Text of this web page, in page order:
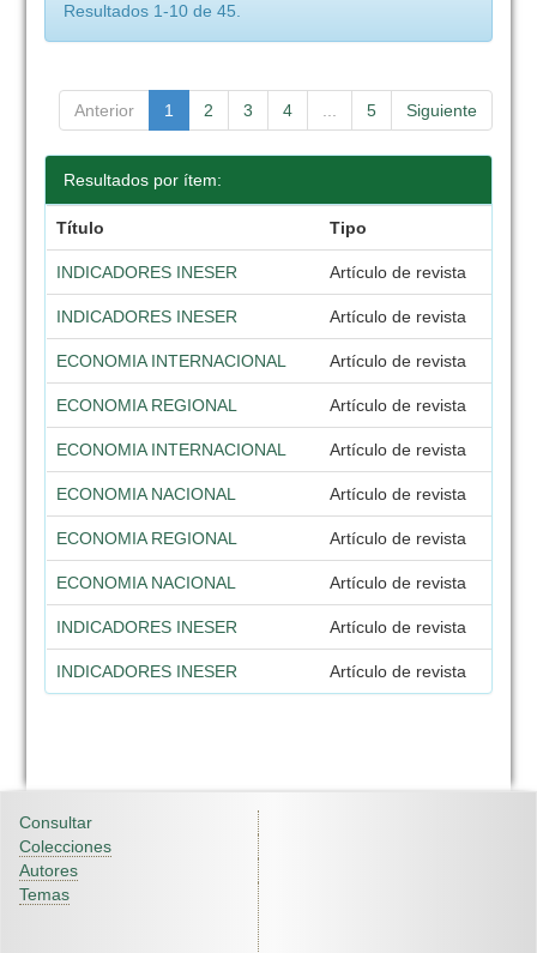
Resultados 1-10 de 45.
Anterior 1 2 3 4 5 Siguiente
Resultados por ítem:
Título Tipo
INDICADORES INESER Artículo de revista
INDICADORES INESER Artículo de revista
ECONOMIA INTERNACIONAL Artículo de revista
ECONOMIA REGIONAL Artículo de revista
ECONOMIA INTERNACIONAL Artículo de revista
ECONOMIA NACIONAL Artículo de revista
ECONOMIA REGIONAL Artículo de revista
ECONOMIA NACIONAL Artículo de revista
INDICADORES INESER Artículo de revista
INDICADORES INESER Artículo de revista
Consultar
Colecciones
Autores
Temas